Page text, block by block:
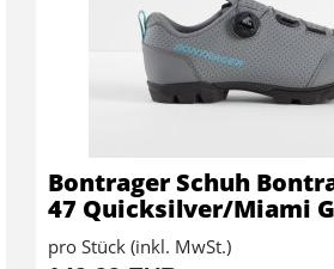
Bontrager Schuh
47 Quicksilver/Miami
pro Stück (inkl. MwSt.)